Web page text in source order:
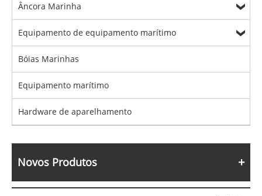
Âncora Marinha
Equipamento de equipamento marítimo
Bóias Marinhas
Equipamento marítimo
Hardware de aparelhamento
Novos Produtos